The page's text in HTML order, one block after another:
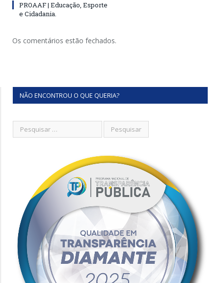
PROAAF | Educação, Esporte
e Cidadania.
Os comentários estão fechados.
NÃO ENCONTROU O QUE QUERIA?